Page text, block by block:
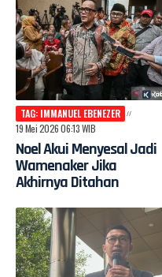
TAG: IMMANUEL EBENEZER
19 Mei 2026 06:13 WIB
Noel Akui Menyesal Jadi
Wamenaker Jika
Akhirnya Ditahan